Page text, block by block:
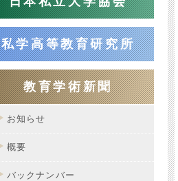
私学高等教育研究所
教育学術新聞
お知らせ
概要
バックナンバー